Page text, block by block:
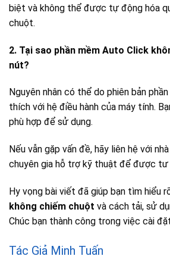
biệt và không thể được tự động hóa
chuột.
2. Tại sao phần mềm Auto Click
nút?
Nguyên nhân có thể do phiên bản
thích với hệ điều hành của máy tính.
phù hợp để sử dụng.
Nếu vẫn gặp vấn đề, hãy liên hệ với
chuyên gia hỗ trợ kỹ thuật để được tư
Hy vọng bài viết đã giúp bạn tìm hiểu
không chiếm chuột và cách tải, sử
Chúc bạn thành công trong việc cài
Tác Giả Minh Tuấn